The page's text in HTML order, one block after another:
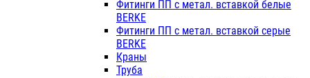
Фитинги ПП с метал. вставкой белые
BERKE
Фитинги ПП с метал. вставкой серые
BERKE
Краны
Труба